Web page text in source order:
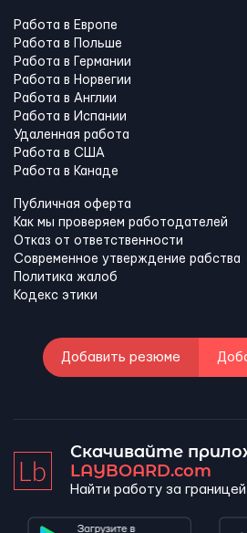
Работа в Европе
Работа в Польше
Работа в Германии
Работа в Норвегии
Работа в Англии
Работа в Испании
Удаленная работа
Работа в США
Работа в Канадe
Публичная оферта
Как мы проверяем работодателей
Отказ от ответственности
Современное утверждение рабства
Политика жалоб
Кодекс этики
Добавить резюме
Скачивайте
LAYBOARD.com
Найти работу за